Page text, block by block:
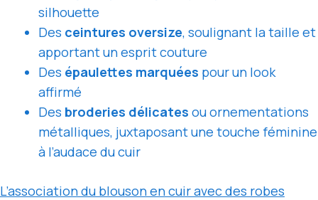
silhouette
Des ceintures oversize, soulignant la taille et
apportant un esprit couture
Des épaulettes marquées pour un look
affirmé
Des broderies délicates ou ornementations
métalliques, juxtaposant une touche féminine
à l’audace du cuir
L’association du blouson en cuir avec des robes